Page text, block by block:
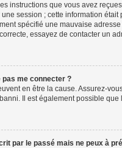
instructions que vous avez
session ; cette information
spécifié une mauvaise
essayez de contacter un
pas me connecter ?
en être la cause. Assurez-
Il est également possible
par le passé mais ne peux à